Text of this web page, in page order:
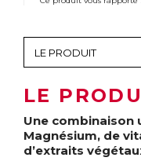
LE
Une combinaison
Magnésium, de
d’extraits